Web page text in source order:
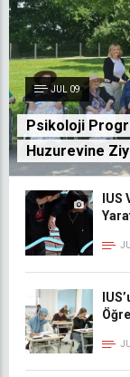
JUL 09
Psikoloji
Huzurevine
IUS